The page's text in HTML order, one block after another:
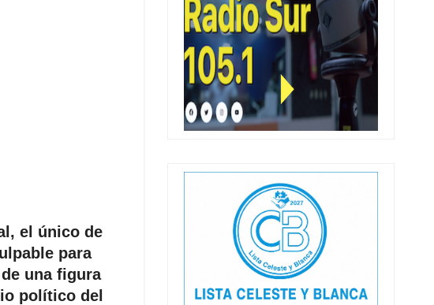
el único de
para
una figura
político del